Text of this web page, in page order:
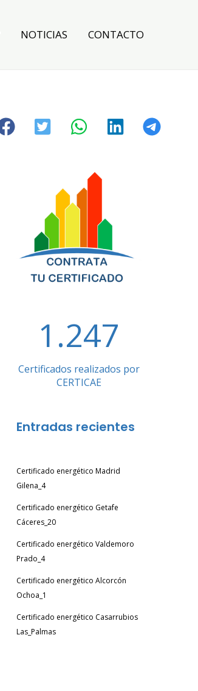
NOTICIAS CONTACTO
1.247
Certificados realizados por
CERTICAE
Entradas recientes
Certificado energético Madrid
Gilena_4
Certificado energético Getafe
Cáceres_20
Certificado energético Valdemoro
Prado_4
Certificado energético Alcorcón
Ochoa_1
Certificado energético Casarrubios
Las_Palmas